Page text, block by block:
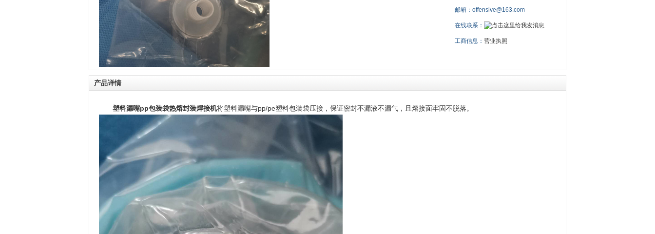
邮箱：offensive@163.com
在线联系：
工商信息： 营业执照
产品详情
塑料漏嘴pp包装袋热熔封装焊接机将塑料漏嘴与pp/pe塑料包装袋压接，保证密封不漏液不漏气，且熔接面牢固不脱落。